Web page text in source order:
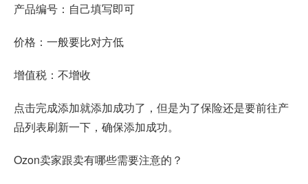
产品编号：自己填写即可
价格：一般要比对方低
增值税：不增收
点击完成添加就添加成功了，但是为了保险还是要前往产
品列表刷新一下，确保添加成功。
Ozon卖家跟卖有哪些需要注意的？